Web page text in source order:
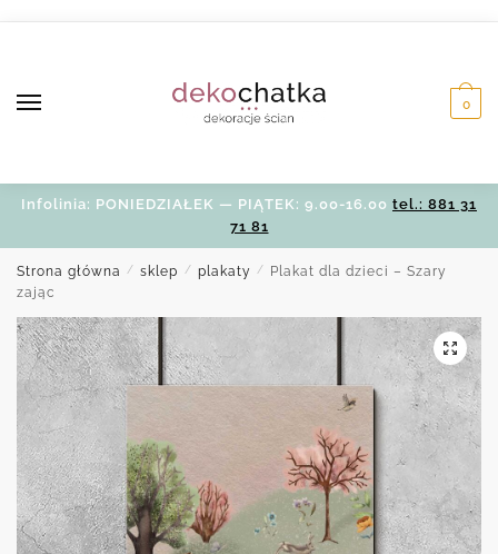
0
Infolinia: PONIEDZIAŁEK — PIĄTEK: 9.00-16.00 tel.: 881 31
71 81
Strona główna / sklep / plakaty /
Plakat dla dzieci – Szary
zając